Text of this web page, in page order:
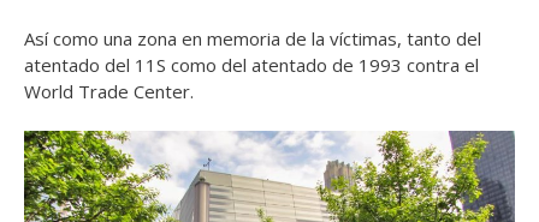
Así como una zona en memoria de la víctimas, tanto del
atentado del 11S como del atentado de 1993 contra el
World Trade Center.